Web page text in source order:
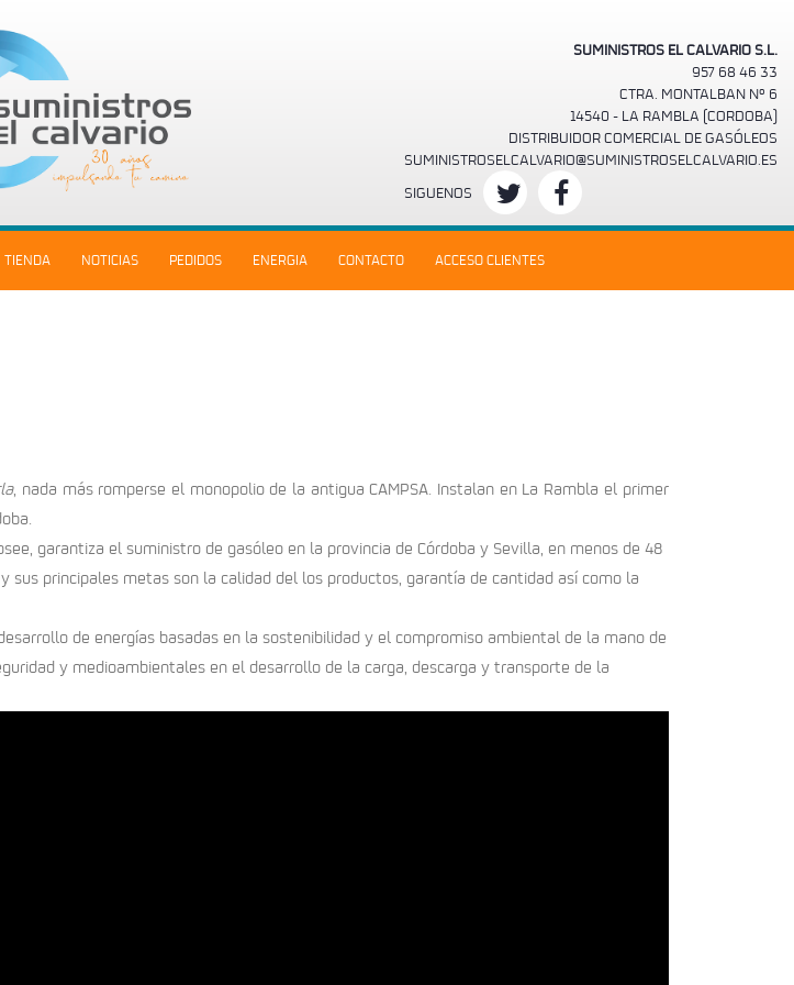
SUMINISTROS EL CALVARIO S.L.
957 68 46 33
CTRA. MONTALBAN Nº 6
14540 - LA RAMBLA (CORDOBA)
DISTRIBUIDOR COMERCIAL DE GASÓLEOS
SUMINISTROSELCALVARIO@SUMINISTROSELCALVARIO.ES
SIGUENOS
TIENDA NOTICIAS PEDIDOS ENERGIA CONTACTO ACCESO CLIENTES
, nada más romperse el monopolio de la antigua CAMPSA. Instalan en La Rambla el primer
garantiza el suministro de gasóleo en la provincia de Córdoba y Sevilla, en menos de 48
sus principales metas son la calidad del los productos, garantía de cantidad así como la
de energías basadas en la sostenibilidad y el compromiso ambiental de la mano de
y medioambientales en el desarrollo de la carga, descarga y transporte de la